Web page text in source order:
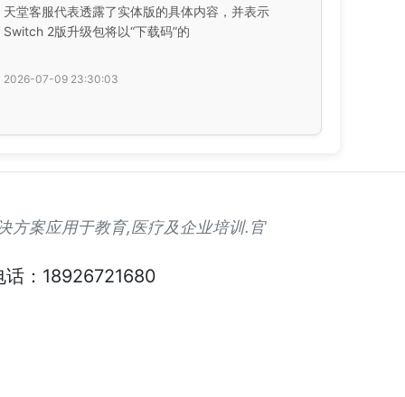
天堂客服代表透露了实体版的具体内容，并表示
Switch 2版升级包将以“下载码”的
2026-07-09 23:30:03
案应用于教育,医疗及企业培训.官
话：18926721680